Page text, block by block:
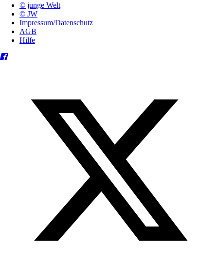
© junge Welt
© JW
Impressum/Datenschutz
AGB
Hilfe